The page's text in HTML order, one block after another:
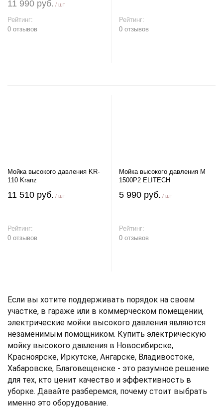
11 990 руб. / шт
Рейтинг:
0 отзывов
Рейтинг:
0 отзывов
Мойка высокого давления KR-
110 Kranz
11 510 руб. / шт
Рейтинг:
0 отзывов
Мойка высокого давления М
1500P2 ELITECH
5 990 руб. / шт
Рейтинг:
0 отзывов
Если вы хотите поддерживать порядок на своем
участке, в гараже или в коммерческом помещении,
электрические мойки высокого давления являются
незаменимым помощником. Купить электрическую
мойку высокого давления в Новосибирске,
Красноярске, Иркутске, Ангарске, Владивостоке,
Хабаровске, Благовещенске - это разумное решение
для тех, кто ценит качество и эффективность в
уборке. Давайте разберемся, почему стоит выбрать
именно это оборудование.